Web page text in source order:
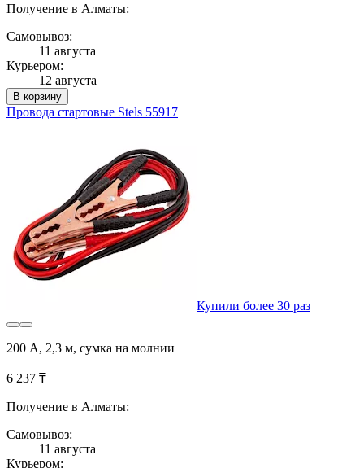
Получение в Алматы:
Самовывоз:
11 августа
Курьером:
12 августа
В корзину
Провода стартовые Stels 55917
Купили более 30 раз
200 А, 2,3 м, сумка на молнии
6 237 ₸
Получение в Алматы:
Самовывоз:
11 августа
Курьером: